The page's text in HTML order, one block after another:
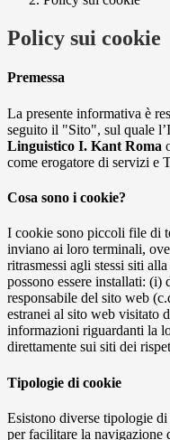
Policy sui cookie
Premessa
La presente informativa è
seguito il "Sito", sul quale
Linguistico I. Kant Roma
come erogatore di servizi e
Cosa sono i cookie?
I cookie sono piccoli file di
inviano ai loro terminali,
ritrasmessi agli stessi siti
possono essere installati: (i)
responsabile del sito web
estranei al sito web visitato
informazioni riguardanti la
direttamente sui siti dei
Tipologie di cookie
Esistono diverse tipologie
per facilitare la navigazione